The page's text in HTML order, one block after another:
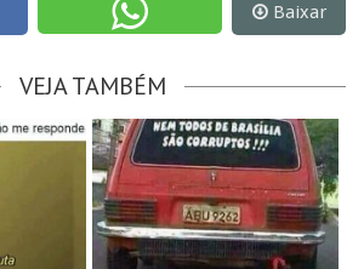
Baixar
VEJA TAMBÉM